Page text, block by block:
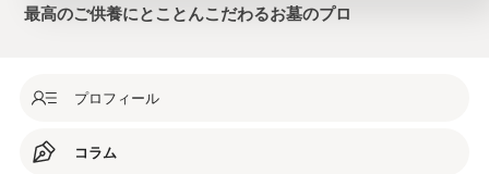
最高のご供養にとことんこだわるお墓のプロ
プロフィール
コラム